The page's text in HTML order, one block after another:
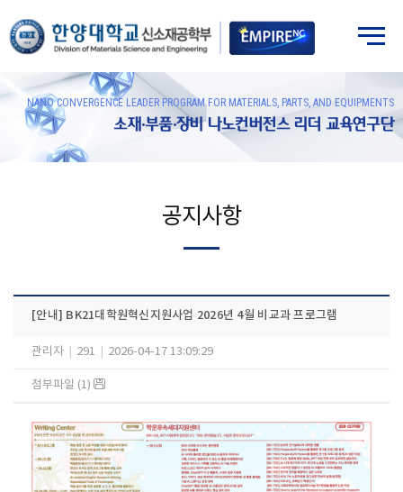
NANO CONVERGENCE LEADER PROGRAM FOR MATERIALS, PARTS, AND EQUIPMENTS
소재·부품·장비 나노컨버전스 리더 교육연구단
공지사항
[안내] BK21대학원혁신지원사업 2026년 4월 비교과 프로그램
관리자 291 2026-04-17 13:09:29
첨부파일 (1)